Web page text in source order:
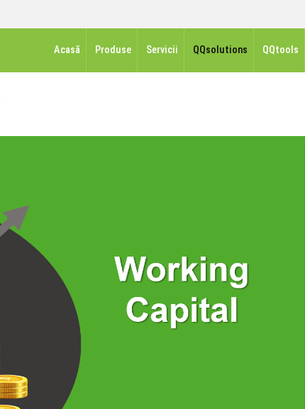
Acasă Produse Servicii QQsolutions QQtools